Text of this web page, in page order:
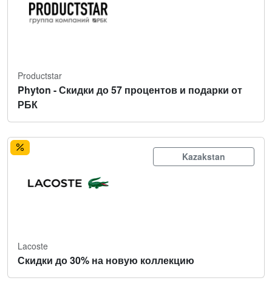
Productstar
Phyton - Скидки до 57 процентов и подарки от
РБК
Kazakstan
Lacoste
Скидки до 30% на новую коллекцию